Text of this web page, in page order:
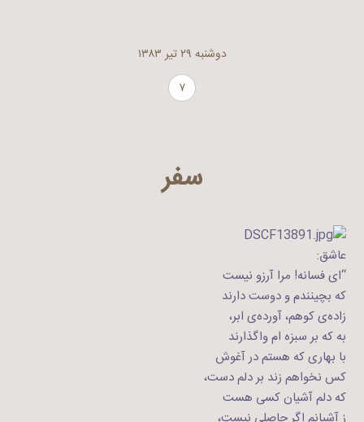
دوشنبه ۲۹ تیر ۱۳۸۳
۷
سفر
عاشق:
“ای فسانه! مرا آرزو نیست
که بچینندم و دوست دارند
زاده‌ی کوهم، آورده‌ی ابر،
به که بر سبزه ام واگذارند
با بهاری که هستم در آغوش
کس نخواهم زند بر دلم دست،
که دلم آشیان کسی هست
ز آشیانم اگر حاصلی نیست،